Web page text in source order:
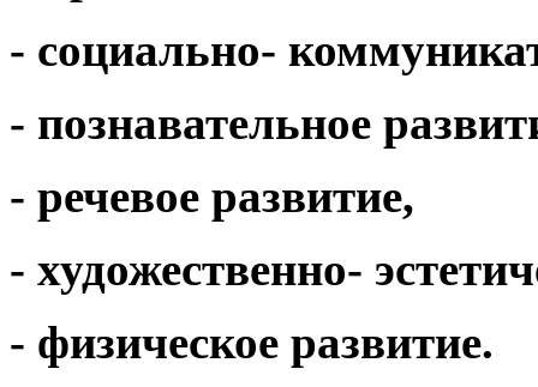
- социально-
- познавательное
- речевое развитие,
- художественно-
- физическое развитие.